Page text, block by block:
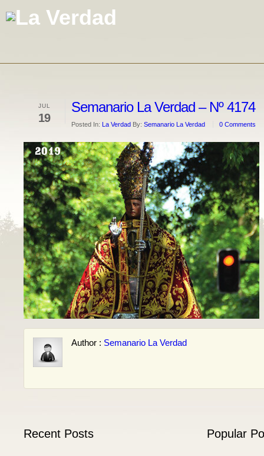
JUL
19
Semanario La Verdad – Nº 4174
Posted In: La Verdad By: Semanario La Verdad 0 Comments
Author : Semanario La Verdad
Recent Posts Popular